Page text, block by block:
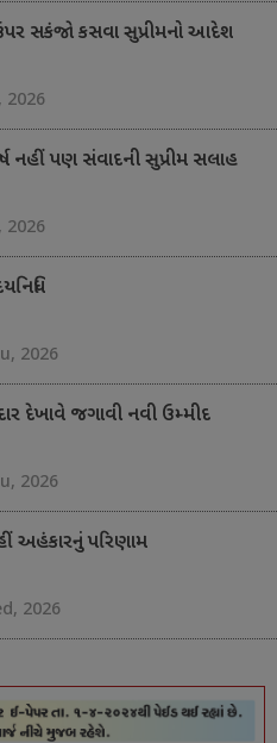
સકંજો કસવા સુપ્રીમનો આદેશ
2026
નહીં પણ સંવાદની સુપ્રીમ સલાહ
2026
2026
દેખાવે જગાવી નવી ઉમ્મીદ
2026
અહંકારનું પરિણામ
2026